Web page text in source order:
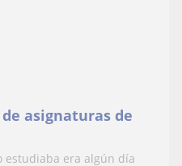
asignaturas de
estudiaba era algún día